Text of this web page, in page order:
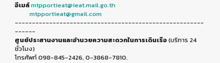
อีเมล์mtpportieat@ieat.mail.go.th
mtpportieat@gmail.com
-------------------------------------------------------
------
ศูนย์ประสานงานและอำนวยความสะดวกในการเดินเรือ(บริการ 24
ชั่วโมง)
โทรศัพท์ 098-845-2426, 0-3868-7810.